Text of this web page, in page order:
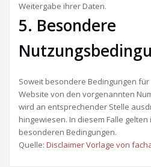
Weitergabe ihrer Daten.
5. Besondere
Soweit besondere Bedingungen
Website von den vorgenannten
wird an entsprechender Stelle
hingewiesen. In diesem Falle
besonderen Bedingungen.
Quelle: Disclaimer Vorlage von